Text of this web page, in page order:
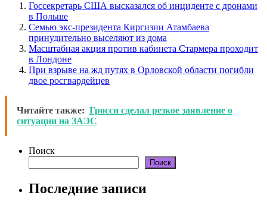
Госсекретарь США высказался об инциденте с дронами
в Польше
Семью экс-президента Киргизии Атамбаева
принудительно выселяют из дома
Масштабная акция против кабинета Стармера проходит
в Лондоне
При взрыве на жд путях в Орловской области погибли
двое росгвардейцев
Читайте также: Гросси сделал резкое заявление о
ситуации на ЗАЭС
Поиск
Поиск
Последние записи